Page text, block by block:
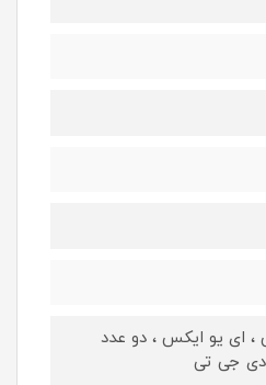
، ای یو ایکس ، دو عدد
جی تی